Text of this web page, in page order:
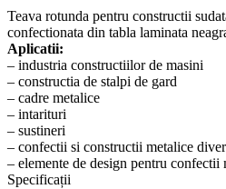
Teava rotunda pentru constructii
confectionata din tabla laminata
Aplicatii:
– industria constructiilor de masini
– constructia de stalpi de gard
– cadre metalice
– intarituri
– sustineri
– confectii si constructii metalice
– elemente de design pentru confectii
Specificații